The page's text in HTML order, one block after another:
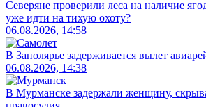
Северяне проверили леса на наличие
уже идти на тихую охоту?
06.08.2026, 14:58
В Заполярье задерживается вылет
06.08.2026, 14:38
В Мурманске задержали женщину,